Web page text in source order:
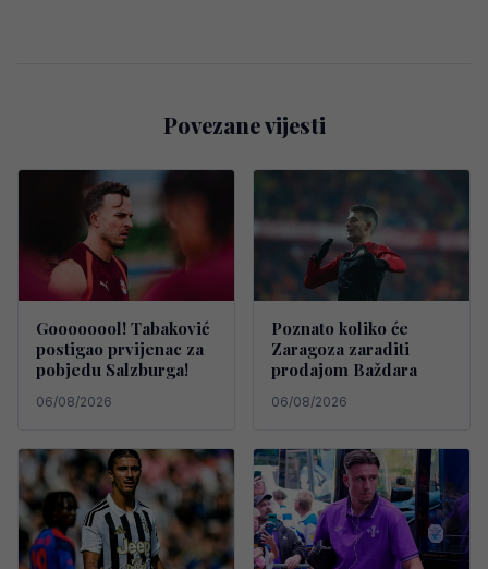
Povezane vijesti
Goooooool! Tabaković
postigao prvijenac za
pobjedu Salzburga!
06/08/2026
Poznato koliko će
Zaragoza zaraditi
prodajom Baždara
06/08/2026